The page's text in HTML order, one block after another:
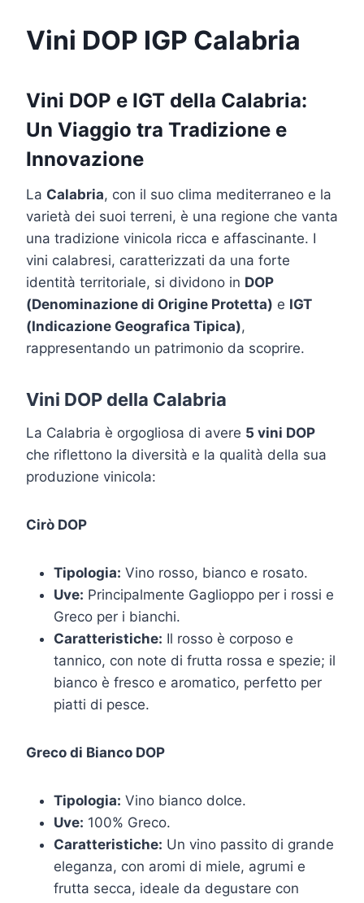
Vini DOP IGP Calabria
Vini DOP e IGT della Calabria:
Un Viaggio tra Tradizione e
Innovazione
La Calabria, con il suo clima mediterraneo e la
varietà dei suoi terreni, è una regione che vanta
una tradizione vinicola ricca e affascinante. I
vini calabresi, caratterizzati da una forte
identità territoriale, si dividono in DOP
(Denominazione di Origine Protetta) e IGT
(Indicazione Geografica Tipica),
rappresentando un patrimonio da scoprire.
Vini DOP della Calabria
La Calabria è orgogliosa di avere 5 vini DOP
che riflettono la diversità e la qualità della sua
produzione vinicola:
Cirò DOP
Tipologia: Vino rosso, bianco e rosato.
Uve: Principalmente Gaglioppo per i rossi e
Greco per i bianchi.
Caratteristiche: Il rosso è corposo e
tannico, con note di frutta rossa e spezie; il
bianco è fresco e aromatico, perfetto per
piatti di pesce.
Greco di Bianco DOP
Tipologia: Vino bianco dolce.
Uve: 100% Greco.
Caratteristiche: Un vino passito di grande
eleganza, con aromi di miele, agrumi e
frutta secca, ideale da degustare con